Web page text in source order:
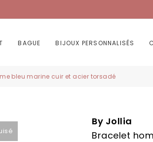
BAGUE BIJOUX PERSONNALISÉS
bleu marine cuir et acier torsadé
By Jollia
Bracelet